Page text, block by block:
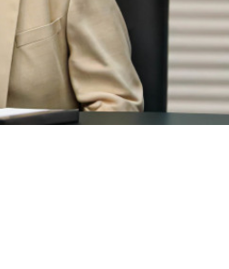
nesta quarta-feira (4),